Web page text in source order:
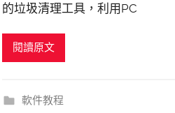
的垃圾清理工具，利用PC
閱讀原文
軟件教程